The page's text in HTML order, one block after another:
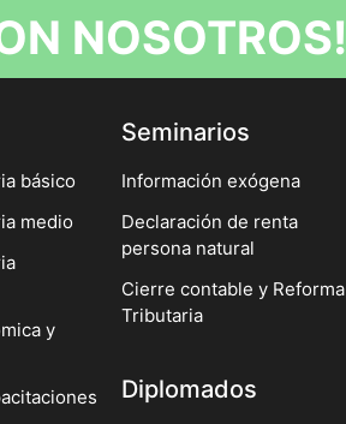
NOSOTROS!
básico
medio
y
Seminarios
Información exógena
Declaración de renta
persona natural
Cierre contable y Reforma
Tributaria
Diplomados